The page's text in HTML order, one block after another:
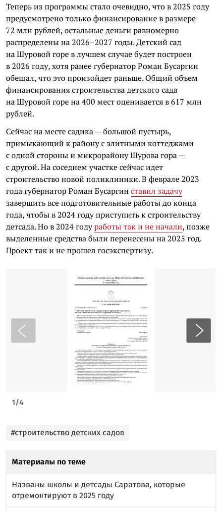
Теперь из программы стало очевидно, что в 2025 году
предусмотрено только финансирование в размере
72 млн рублей, остальные деньги равномерно
распределены на 2026–2027 годы. Детский сад
на Шуровой горе в лучшем случае будет построен
в 2026 году, хотя ранее губернатор Роман Бусаргин
обещал, что это произойдет раньше. Общий объем
финансирования строительства детского сада
на Шуровой горе на 400 мест оценивается в 617 млн
рублей.
Сейчас на месте садика — большой пустырь,
примыкающий к району с элитными коттеджами
с одной стороны и микрорайону Шурова гора —
с другой. На соседнем участке сейчас идет
строительство новой поликлиники. В феврале 2023
года губернатор Роман Бусаргин ставил задачу
завершить все подготовительные работы до конца
года, чтобы в 2024 году приступить к строительству
детсада. Но в 2024 годуработы так и не начали, позже
выделенные средства были перенесены на 2025 год.
Проект так и не прошел госэкспертизу.
1/4
#строительство детских садов
Материалы по теме
Названы школы и детсады Саратова, которые
отремонтируют в 2025 году